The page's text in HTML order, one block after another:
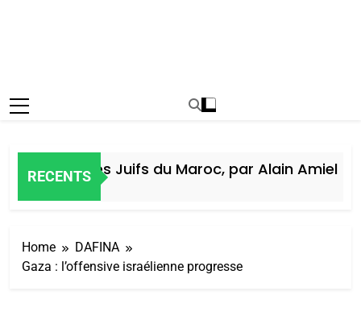
RECENTS
des Juifs du Maroc, par Alain Amiel
Home
DAFINA
Gaza : l’offensive israélienne progresse